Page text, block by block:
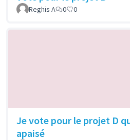
Reghis A 0 0
Je vote pour le projet D
apaisé